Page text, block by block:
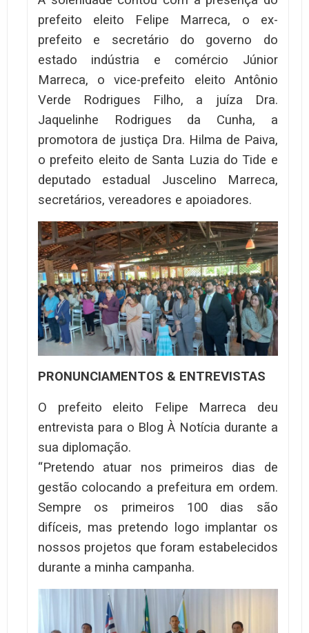
prefeito eleito Felipe Marreca, o ex-
prefeito e secretário do governo do
estado indústria e comércio Júnior
Marreca, o vice-prefeito eleito Antônio
Verde Rodrigues Filho, a juíza Dra.
Jaquelinhe Rodrigues da Cunha, a
promotora de justiça Dra. Hilma de Paiva,
o prefeito eleito de Santa Luzia do Tide e
deputado estadual Juscelino Marreca,
secretários, vereadores e apoiadores.
PRONUNCIAMENTOS & ENTREVISTAS
O prefeito eleito Felipe Marreca deu
entrevista para o Blog À Notícia durante a
sua diplomação.
“Pretendo atuar nos primeiros dias de
gestão colocando a prefeitura em ordem.
Sempre os primeiros 100 dias são
difíceis, mas pretendo logo implantar os
nossos projetos que foram estabelecidos
durante a minha campanha.